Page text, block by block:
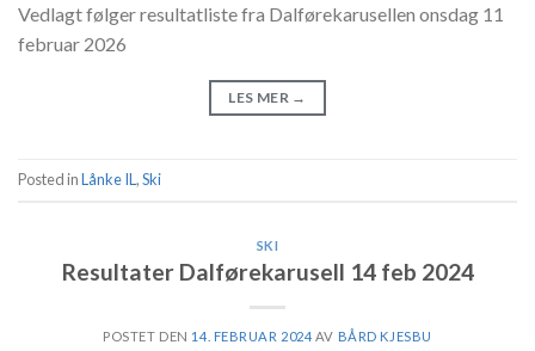
Vedlagt følger resultatliste fra Dalførekarusellen onsdag 11
februar 2026
LES MER →
Posted inLånke IL ,Ski
SKI
Resultater Dalførekarusell 14 feb 2024
POSTET DEN 14. FEBRUAR 2024 AV BÅRD KJESBU